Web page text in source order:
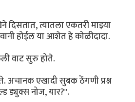
दिसतात, त्यातला एकतरी माझ्या
होईल या आशेत हे कोळीदादा.
वाट सुरु होते.
अचानक एखादी सुबक ठेंगणी प्रश्न
ड्युक्स नोज, यार?".